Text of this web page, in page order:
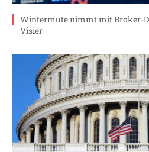
Wintermute nimmt mit Broker-
Visier